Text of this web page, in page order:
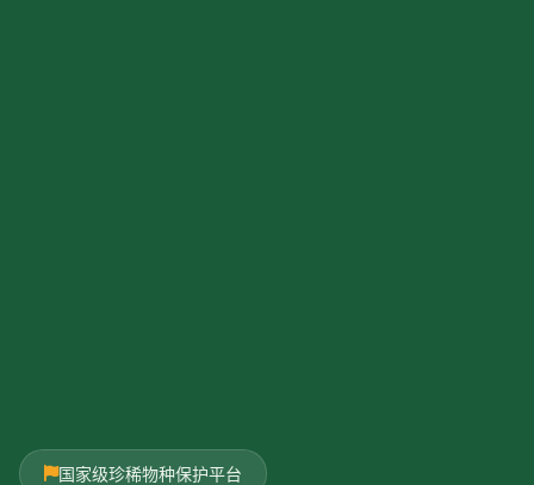
国家级珍稀物种保护平台